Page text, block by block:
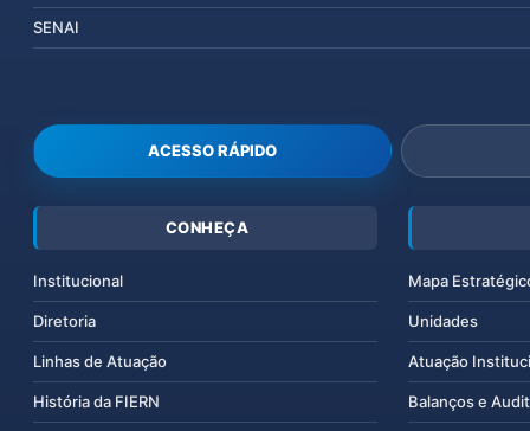
SENAI
ACESSO RÁPIDO
CONHEÇA
Institucional
Diretoria
Linhas de Atuação
História da FIERN
Mapa
Unidades
Atuação
Balanços e